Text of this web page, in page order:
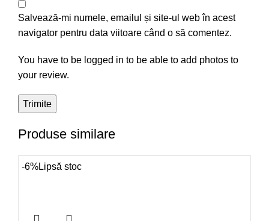
Salvează-mi numele, emailul și site-ul web în acest
navigator pentru data viitoare când o să comentez.
You have to be logged in to be able to add photos to
your review.
Produse similare
-6%Lipsă stoc